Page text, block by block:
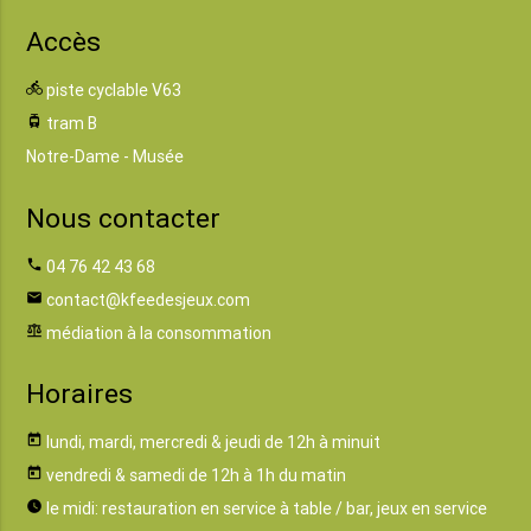
Accès
directions_bike piste cyclable V63
tram tram B
Notre-Dame - Musée
Nous contacter
phone 04 76 42 43 68
email contact@kfeedesjeux.com
balance médiation à la consommation
Horaires
today lundi, mardi, mercredi & jeudi de 12h à minuit
today vendredi & samedi de 12h à 1h du matin
watch_later le midi: restauration en service à table / bar, jeux en service